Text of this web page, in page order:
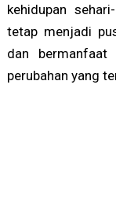
kehidupan
tetap menjadi
dan
perubahan yang